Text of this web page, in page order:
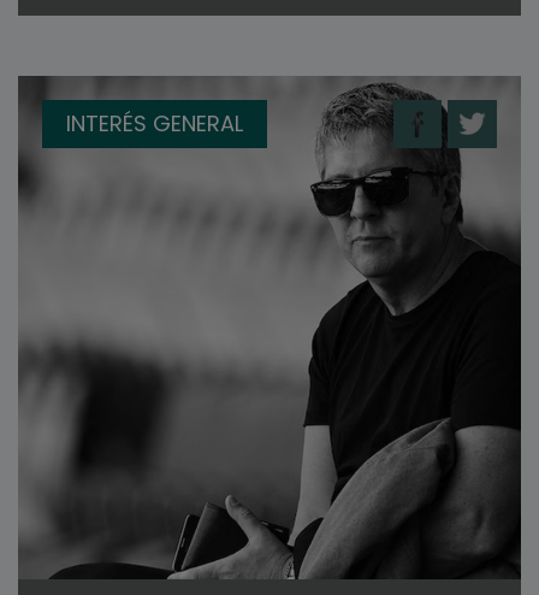
INTERÉS GENERAL